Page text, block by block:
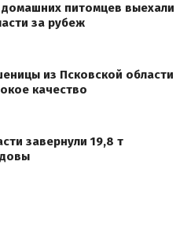
питомцев выехали
за рубеж
из Псковской области
качество
завернули 19,8 т